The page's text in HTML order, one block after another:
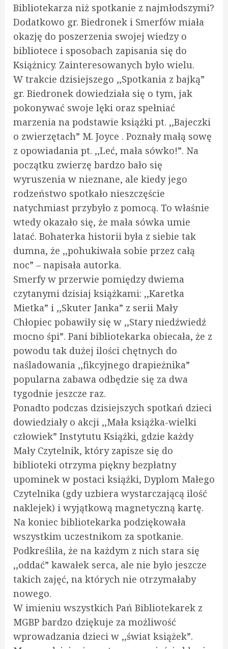
Bibliotekarza niż spotkanie z najmłodszymi?
Dodatkowo gr. Biedronek i Smerfów miała
okazję do poszerzenia swojej wiedzy o
bibliotece i sposobach zapisania się do
Książnicy. Zainteresowanych było wielu.
W trakcie dzisiejszego ,,Spotkania z bajką”
gr. Biedronek dowiedziała się o tym, jak
pokonywać swoje lęki oraz spełniać
marzenia na podstawie książki pt. ,,Bajeczki
o zwierzętach” M. Joyce . Poznały małą sowę
z opowiadania pt. ,,Leć, mała sówko!”. Na
początku zwierzę bardzo bało się
wyruszenia w nieznane, ale kiedy jego
rodzeństwo spotkało nieszczęście
natychmiast przybyło z pomocą. To właśnie
wtedy okazało się, że mała sówka umie
latać. Bohaterka historii była z siebie tak
dumna, że ,,pohukiwała sobie przez całą
noc” – napisała autorka.
Smerfy w przerwie pomiędzy dwiema
czytanymi dzisiaj książkami: ,,Karetka
Mietka” i ,,Skuter Janka” z serii Mały
Chłopiec pobawiły się w ,,Stary niedźwiedź
mocno śpi”. Pani bibliotekarka obiecała, że z
powodu tak dużej ilości chętnych do
naśladowania ,,fikcyjnego drapieżnika”
popularna zabawa odbędzie się za dwa
tygodnie jeszcze raz.
Ponadto podczas dzisiejszych spotkań dzieci
dowiedziały o akcji ,,Mała książka-wielki
człowiek” Instytutu Książki, gdzie każdy
Mały Czytelnik, który zapisze się do
biblioteki otrzyma piękny bezpłatny
upominek w postaci książki, Dyplom Małego
Czytelnika (gdy uzbiera wystarczającą ilość
naklejek) i wyjątkową magnetyczną kartę.
Na koniec bibliotekarka podziękowała
wszystkim uczestnikom za spotkanie.
Podkreśliła, że na każdym z nich stara się
,,oddać” kawałek serca, ale nie było jeszcze
takich zajęć, na których nie otrzymałaby
nowego.
W imieniu wszystkich Pań Bibliotekarek z
MGBP bardzo dziękuje za możliwość
wprowadzania dzieci w ,,świat książek”.